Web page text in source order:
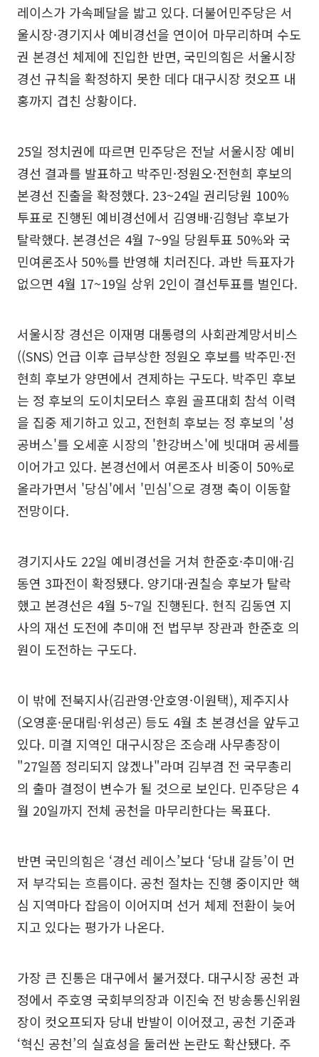
레이스가 가속페달을 밟고 있다. 더불어민주당은 서
울시장·경기지사 예비경선을 연이어 마무리하며 수도
권 본경선 체제에 진입한 반면, 국민의힘은 서울시장
경선 규칙을 확정하지 못한 데다 대구시장 컷오프 내
홍까지 겹친 상황이다.
25일 정치권에 따르면 민주당은 전날 서울시장 예비
경선 결과를 발표하고 박주민·정원오·전현희 후보의
본경선 진출을 확정했다. 23~24일 권리당원 100%
투표로 진행된 예비경선에서 김영배·김형남 후보가
탈락했다. 본경선은 4월 7~9일 당원투표 50%와 국
민여론조사 50%를 반영해 치러진다. 과반 득표자가
없으면 4월 17~19일 상위 2인이 결선투표를 벌인다.
서울시장 경선은 이재명 대통령의 사회관계망서비스
((SNS) 언급 이후 급부상한 정원오 후보를 박주민·전
현희 후보가 양면에서 견제하는 구도다. 박주민 후보
는 정 후보의 도이치모터스 후원 골프대회 참석 이력
을 집중 제기하고 있고, 전현희 후보는 정 후보의 '성
공버스'를 오세훈 시장의 '한강버스'에 빗대며 공세를
이어가고 있다. 본경선에서 여론조사 비중이 50%로
올라가면서 '당심'에서 '민심'으로 경쟁 축이 이동할
전망이다.
경기지사도 22일 예비경선을 거쳐 한준호·추미애·김
동연 3파전이 확정됐다. 양기대·권칠승 후보가 탈락
했고 본경선은 4월 5~7일 진행된다. 현직 김동연 지
사의 재선 도전에 추미애 전 법무부 장관과 한준호 의
원이 도전하는 구도다.
이 밖에 전북지사(김관영·안호영·이원택), 제주지사
(오영훈·문대림·위성곤) 등도 4월 초 본경선을 앞두고
있다. 미결 지역인 대구시장은 조승래 사무총장이
"27일쯤 정리되지 않겠나"라며 김부겸 전 국무총리
의 출마 결정이 변수가 될 것으로 보인다. 민주당은 4
월 20일까지 전체 공천을 마무리한다는 목표다.
반면 국민의힘은 ‘경선 레이스’보다 ‘당내 갈등’이 먼
저 부각되는 흐름이다. 공천 절차는 진행 중이지만 핵
심 지역마다 잡음이 이어지며 선거 체제 전환이 늦어
지고 있다는 평가가 나온다.
가장 큰 진통은 대구에서 불거졌다. 대구시장 공천 과
정에서 주호영 국회부의장과 이진숙 전 방송통신위원
장이 컷오프되자 당내 반발이 이어졌고, 공천 기준과
‘혁신 공천’의 실효성을 둘러싼 논란도 확산됐다. 주